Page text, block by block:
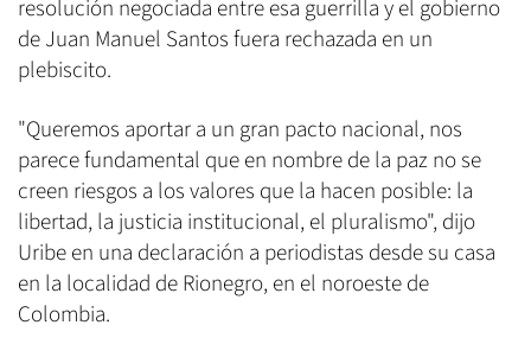
resolución negociada entre esa guerrilla y el gobierno
de Juan Manuel Santos fuera rechazada en un
plebiscito.
"Queremos aportar a un gran pacto nacional, nos
parece fundamental que en nombre de la paz no se
creen riesgos a los valores que la hacen posible: la
libertad, la justicia institucional, el pluralismo", dijo
Uribe en una declaración a periodistas desde su casa
en la localidad de Rionegro, en el noroeste de
Colombia.